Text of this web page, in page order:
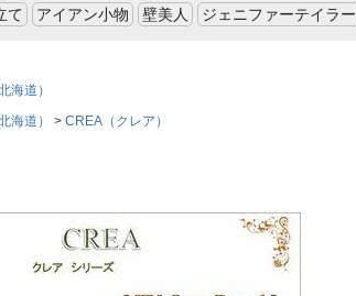
て アイアン小物 壁美人 ジェニファーテイラー
海道）
海道）
CREA（クレア）